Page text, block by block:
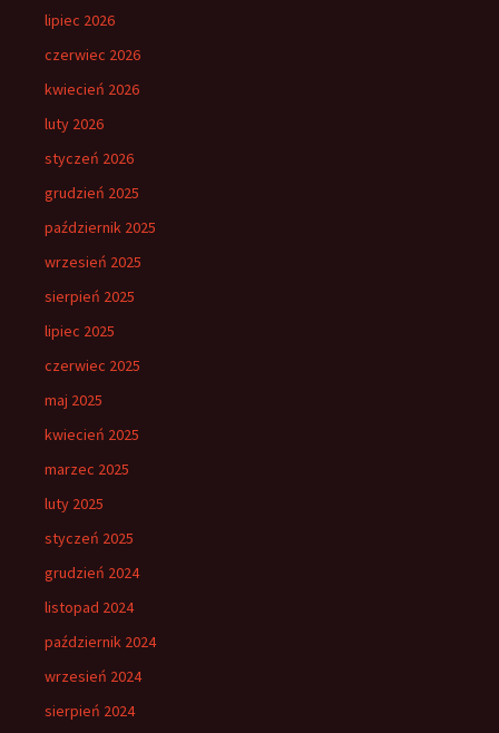
lipiec 2026
czerwiec 2026
kwiecień 2026
luty 2026
styczeń 2026
grudzień 2025
październik 2025
wrzesień 2025
sierpień 2025
lipiec 2025
czerwiec 2025
maj 2025
kwiecień 2025
marzec 2025
luty 2025
styczeń 2025
grudzień 2024
listopad 2024
październik 2024
wrzesień 2024
sierpień 2024